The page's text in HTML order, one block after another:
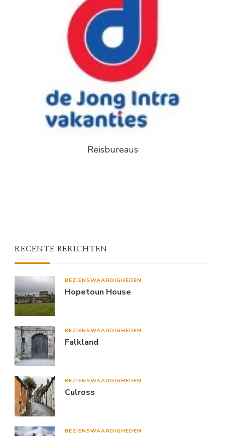
Reisbureaus
RECENTE BERICHTEN
BEZIENSWAARDIGHEDEN
Hopetoun House
BEZIENSWAARDIGHEDEN
Falkland
BEZIENSWAARDIGHEDEN
Culross
BEZIENSWAARDIGHEDEN